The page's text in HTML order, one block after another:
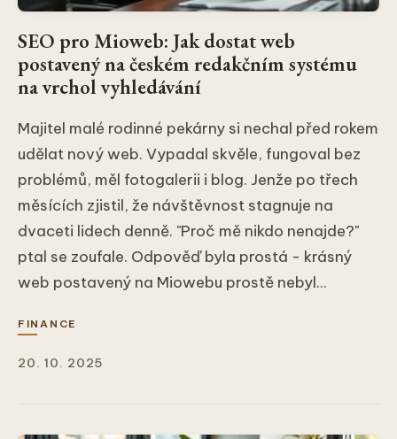
SEO pro Mioweb: Jak dostat web
postavený na českém redakčním systému
na vrchol vyhledávání
Majitel malé rodinné pekárny si nechal před rokem
udělat nový web. Vypadal skvěle, fungoval bez
problémů, měl fotogalerii i blog. Jenže po třech
měsících zjistil, že návštěvnost stagnuje na
dvaceti lidech denně. "Proč mě nikdo nenajde?"
ptal se zoufale. Odpověď byla prostá - krásný
web postavený na Miowebu prostě nebyl...
FINANCE
20. 10. 2025